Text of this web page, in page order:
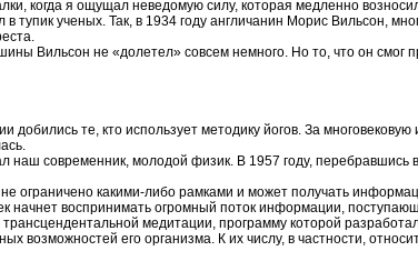
когда я ощущал неведомую силу, которая медленно
тупик ученых. Так, в 1934 году англичанин Морис Вильсон,
Вильсон не «долетел» совсем немного. Но то, что он
те, кто использует методику йогов. За
наш современник, молодой физик. В 1957 году,
ограничено какими-либо рамками и может получать
начнет воспринимать огромный поток информации,
медитации, программу которой
возможностей его организма. К их числу, в частности,